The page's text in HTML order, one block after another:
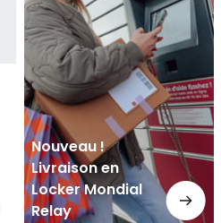
Nouveau !
Livraison en
Locker Mondial
Relay